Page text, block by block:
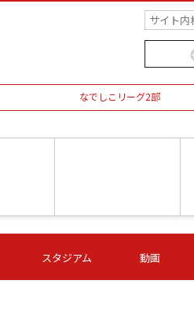
なでしこリーグ2部
第16節 09/06 (日) 15:00
-
スタジアム 動画